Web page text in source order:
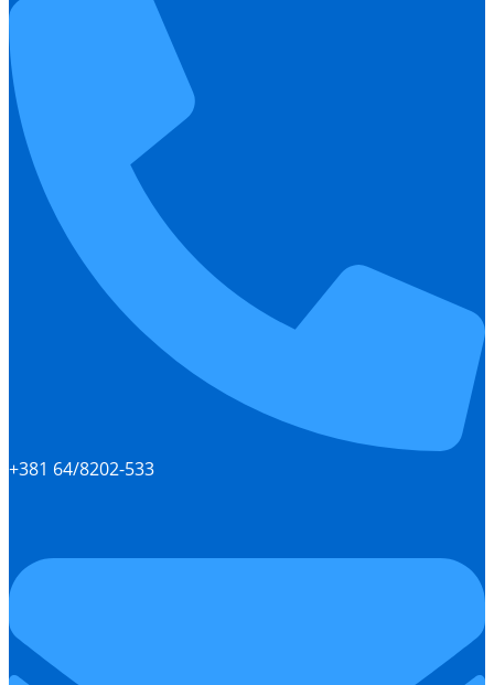
+381 64/8202-533